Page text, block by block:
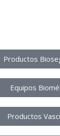
Productos
Equipos
Productos